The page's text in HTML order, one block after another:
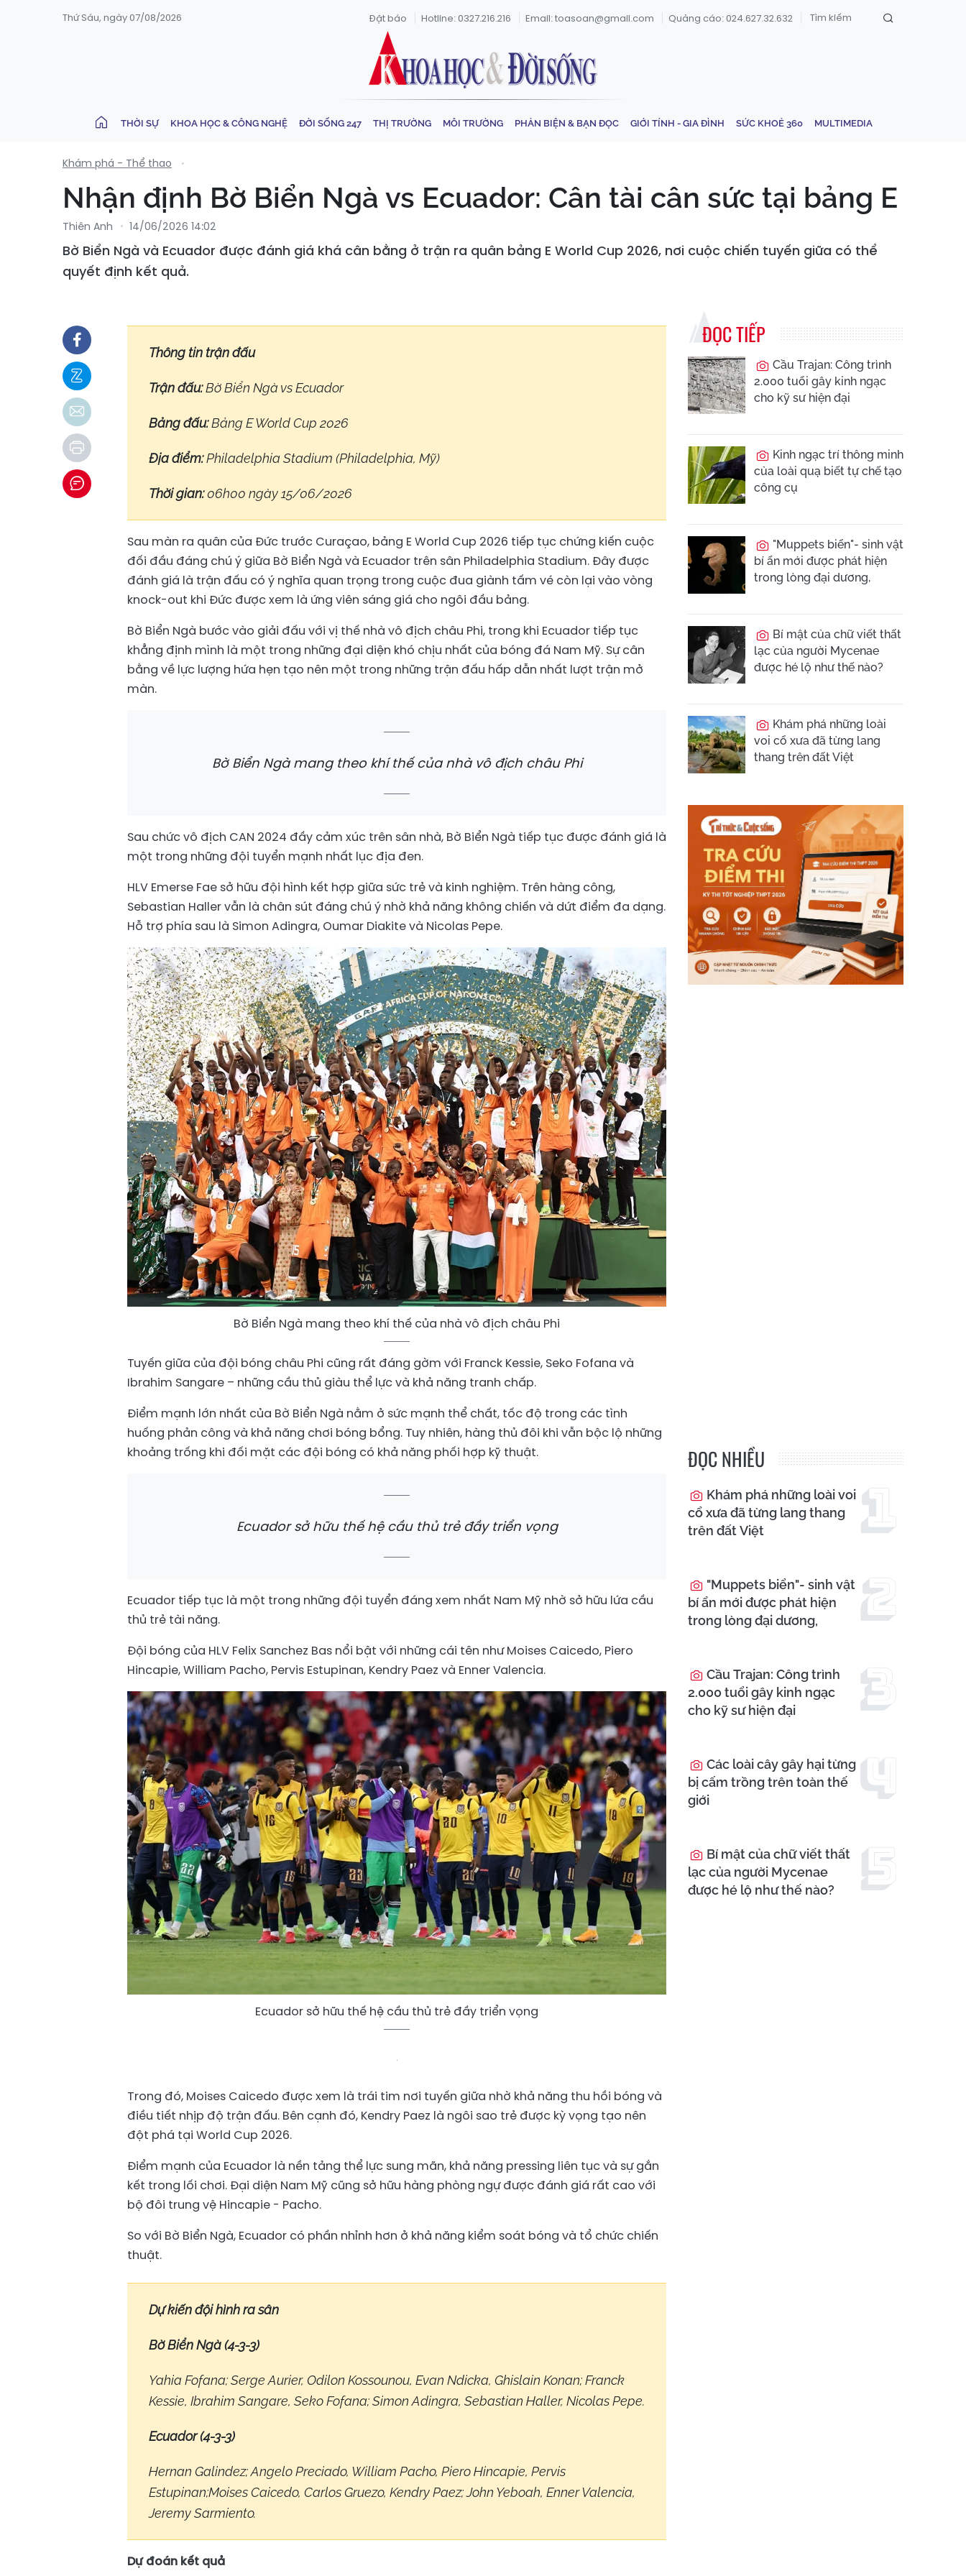
Thứ Sáu, ngày 07/08/2026 Đặt báo Hotline: 0327.216.216 Email: toasoan@gmail.com Quảng cáo: 024.627.32.632
THỜI SỰ KHOA HỌC & CÔNG NGHỆ ĐỜI SỐNG 247 THỊ TRƯỜNG MÔI TRƯỜNG PHẢN BIỆN & BẠN ĐỌC GIỚI TÍNH - GIA ĐÌNH SỨC KHOẺ 360 MULTIMEDIA
Khám phá - Thể thao
Nhận định Bờ Biển Ngà vs Ecuador: Cân tài cân sức tại bảng E
Thiên Anh 14/06/2026 14:02
Bờ Biển Ngà và Ecuador được đánh giá khá cân bằng ở trận ra quân bảng E World Cup 2026, nơi cuộc chiến tuyến giữa có thể
quyết định kết quả.
Thông tin trận đấu
Trận đấu:Bờ Biển Ngà vs Ecuador
Bảng đấu:Bảng E World Cup 2026
Địa điểm:Philadelphia Stadium (Philadelphia, Mỹ)
Thời gian:06h00 ngày 15/06/2026
Sau màn ra quân của Đức trước Curaçao, bảng E World Cup 2026 tiếp tục chứng kiến cuộc
đối đầu đáng chú ý giữa Bờ Biển Ngà và Ecuador trên sân Philadelphia Stadium. Đây được
đánh giá là trận đấu có ý nghĩa quan trọng trong cuộc đua giành tấm vé còn lại vào vòng
knock-out khi Đức được xem là ứng viên sáng giá cho ngôi đầu bảng.
Bờ Biển Ngà bước vào giải đấu với vị thế nhà vô địch châu Phi, trong khi Ecuador tiếp tục
khẳng định mình là một trong những đại diện khó chịu nhất của bóng đá Nam Mỹ. Sự cân
bằng về lực lượng hứa hẹn tạo nên một trong những trận đấu hấp dẫn nhất lượt trận mở
màn.
Bờ Biển Ngà mang theo khí thế của nhà vô địch châu Phi
Sau chức vô địch CAN 2024 đầy cảm xúc trên sân nhà, Bờ Biển Ngà tiếp tục được đánh giá là
một trong những đội tuyển mạnh nhất lục địa đen.
HLV Emerse Fae sở hữu đội hình kết hợp giữa sức trẻ và kinh nghiệm. Trên hàng công,
Sebastian Haller vẫn là chân sút đáng chú ý nhờ khả năng không chiến và dứt điểm đa dạng.
Hỗ trợ phía sau là Simon Adingra, Oumar Diakite và Nicolas Pepe.
Bờ Biển Ngà mang theo khí thế của nhà vô địch châu Phi
Tuyến giữa của đội bóng châu Phi cũng rất đáng gờm với Franck Kessie, Seko Fofana và
Ibrahim Sangare – những cầu thủ giàu thể lực và khả năng tranh chấp.
Điểm mạnh lớn nhất của Bờ Biển Ngà nằm ở sức mạnh thể chất, tốc độ trong các tình
huống phản công và khả năng chơi bóng bổng. Tuy nhiên, hàng thủ đôi khi vẫn bộc lộ những
khoảng trống khi đối mặt các đội bóng có khả năng phối hợp kỹ thuật.
Ecuador sở hữu thế hệ cầu thủ trẻ đầy triển vọng
Ecuador tiếp tục là một trong những đội tuyển đáng xem nhất Nam Mỹ nhờ sở hữu lứa cầu
thủ trẻ tài năng.
Đội bóng của HLV Felix Sanchez Bas nổi bật với những cái tên như Moises Caicedo, Piero
Hincapie, William Pacho, Pervis Estupinan, Kendry Paez và Enner Valencia.
Ecuador sở hữu thế hệ cầu thủ trẻ đầy triển vọng
Trong đó, Moises Caicedo được xem là trái tim nơi tuyến giữa nhờ khả năng thu hồi bóng và
điều tiết nhịp độ trận đấu. Bên cạnh đó, Kendry Paez là ngôi sao trẻ được kỳ vọng tạo nên
đột phá tại World Cup 2026.
Điểm mạnh của Ecuador là nền tảng thể lực sung mãn, khả năng pressing liên tục và sự gắn
kết trong lối chơi. Đại diện Nam Mỹ cũng sở hữu hàng phòng ngự được đánh giá rất cao với
bộ đôi trung vệ Hincapie - Pacho.
So với Bờ Biển Ngà, Ecuador có phần nhỉnh hơn ở khả năng kiểm soát bóng và tổ chức chiến
thuật.
Dự kiến đội hình ra sân
Bờ Biển Ngà (4-3-3)
Yahia Fofana; Serge Aurier, Odilon Kossounou, Evan Ndicka, Ghislain Konan; Franck
Kessie, Ibrahim Sangare, Seko Fofana; Simon Adingra, Sebastian Haller, Nicolas Pepe.
Ecuador (4-3-3)
Hernan Galindez; Angelo Preciado, William Pacho, Piero Hincapie, Pervis
Estupinan;Moises Caicedo, Carlos Gruezo, Kendry Paez; John Yeboah, Enner Valencia,
Jeremy Sarmiento.
Dự đoán kết quả
ĐỌC TIẾP
Cầu Trajan: Công trình
2.000 tuổi gây kinh ngạc
cho kỹ sư hiện đại
Kinh ngạc trí thông minh
của loài quạ biết tự chế tạo
công cụ
"Muppets biển"- sinh vật
bí ẩn mới được phát hiện
trong lòng đại dương,
Bí mật của chữ viết thất
lạc của người Mycenae
được hé lộ như thế nào?
Khám phá những loài
voi cổ xưa đã từng lang
thang trên đất Việt
ĐỌC NHIỀU
Khám phá những loài voi
cổ xưa đã từng lang thang
trên đất Việt
"Muppets biển"- sinh vật
bí ẩn mới được phát hiện
trong lòng đại dương,
Cầu Trajan: Công trình
2.000 tuổi gây kinh ngạc
cho kỹ sư hiện đại
Các loài cây gây hại từng
bị cấm trồng trên toàn thế
giới
Bí mật của chữ viết thất
lạc của người Mycenae
được hé lộ như thế nào?